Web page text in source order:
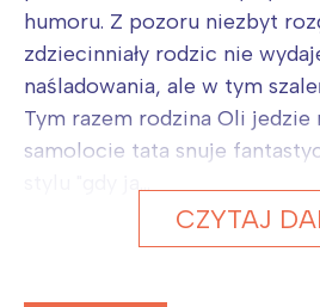
humoru. Z pozoru niezbyt
zdziecinniały rodzic nie
naśladowania, ale w tym
Tym razem rodzina Oli jedzie
samolocie tata snuje
CZYTAJ